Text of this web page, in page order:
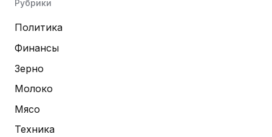
Рубрики
Политика
Финансы
Зерно
Молоко
Мясо
Техника